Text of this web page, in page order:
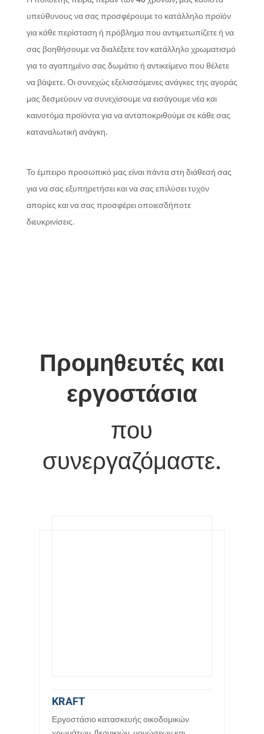
υπεύθυνους να σας προσφέρουμε το κατάλληλο προϊόν
για κάθε περίσταση ή πρόβλημα που αντιμετωπίζετε ή να
σας βοηθήσουμε να διαλέξετε τον κατάλληλο χρωματισμό
για το αγαπημένο σας δωμάτιο ή αντικείμενο που θέλετε
να βάψετε. Οι συνεχώς εξελισσόμενες ανάγκες της αγοράς
μας δεσμεύουν να συνεχίσουμε να εισάγουμε νέα και
καινοτόμα προϊόντα για να ανταποκριθούμε σε κάθε σας
καταναλωτική ανάγκη.
Το έμπειρο προσωπικό μας είναι πάντα στη διάθεσή σας
για να σας εξυπηρετήσει και να σας επιλύσει τυχόν
απορίες και να σας προσφέρει οποιεσδήποτε
διευκρινίσεις.
Προμηθευτές και
εργοστάσια
που
συνεργαζόμαστε.
KRAFT
Εργοστάσιο κατασκευής οικοδομικών